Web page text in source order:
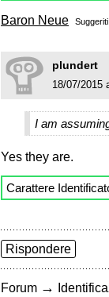
Baron Neue
plundert
18/07/2015
I am
Yes they are.
Carattere
Rispondere
Forum →